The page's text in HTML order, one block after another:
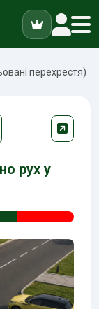
перехрестя)
рух у